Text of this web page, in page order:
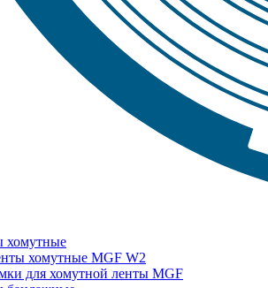
хомутные
хомутные MGF W2
для хомутной ленты MGF